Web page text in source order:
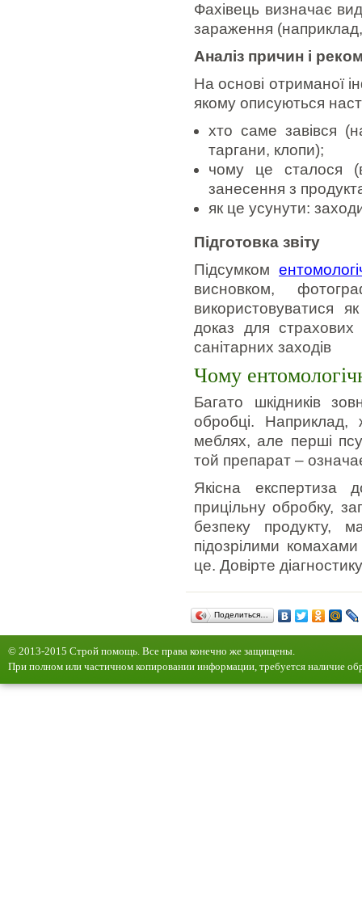
Фахівець визначає
зараження (наприклад,
Аналіз причин і
На основі отриманої
якому описуються
хто саме завівся
таргани, клопи);
чому це сталося
занесення з
як це усунути: заходи
Підготовка звіту
Підсумком
висновком,
використовуватися
доказ для
санітарних заходів
Чому
Багато шкідників
обробці. Наприклад,
меблях, але перші
той препарат –
Якісна експертиза
прицільну обробку,
безпеку продукту,
підозрілими
це. Довірте
Поделиться…
© 2013-2015 Строй помощь. Все права конечно же защищены.
При полном или частичном копировании информации, требуется наличие